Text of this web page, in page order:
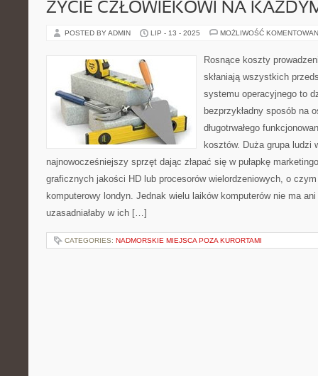
ŻYCIE CZŁOWIEKOWI NA
POSTED BY ADMIN LIP - 13 - 2025 MOŻLIWOŚĆ
Rosnące koszty
skłaniają wszystkich
systemu operacyjnego to
bezprzykładny sposób na
długotrwałego
kosztów. Duża grupa ludzi
najnowocześniejszy sprzęt dając złapać się w pułapkę
graficznych jakości HD lub procesorów wielordzeniowych, o
komputerowy londyn. Jednak wielu laików komputerów nie ma
uzasadniałaby w ich […]
CATEGORIES: NADMORSKIE MIEJSCA POZA KURORTAMI